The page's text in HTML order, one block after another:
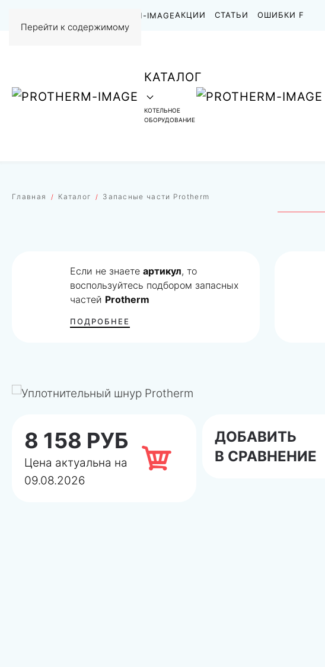
Перейти к содержимому
АКЦИИ СТАТЬИ ОШИБКИ F
КАТАЛОГ
КОТЕЛЬНОЕ
ОБОРУДОВАНИЕ
Главная Каталог Запасные части Protherm
Если не знаетеартикул, то
воспользуйтесь подбором запасных
частей Protherm
ПОДРОБНЕЕ
8 158 РУБ
Цена актуальна на
09.08.2026
ДОБАВИТЬ
В СРАВНЕНИЕ